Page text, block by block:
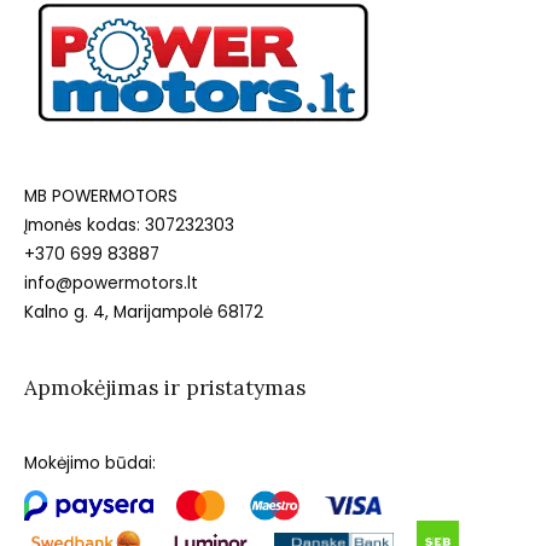
MB POWERMOTORS
Įmonės kodas: 307232303
+370 699 83887
info@powermotors.lt
Kalno g. 4, Marijampolė 68172
Apmokėjimas ir pristatymas
Mokėjimo būdai: